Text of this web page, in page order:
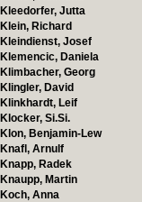
Kleedorfer, Jutta
Klein, Richard
Kleindienst, Josef
Klemencic, Daniela
Klimbacher, Georg
Klingler, David
Klinkhardt, Leif
Klocker, Si.Si.
Klon, Benjamin-Lew
Knafl, Arnulf
Knapp, Radek
Knaupp, Martin
Koch, Anna